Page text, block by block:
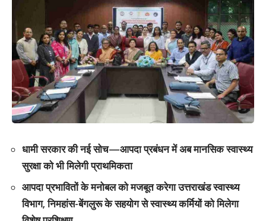
धामी सरकार की नई सोच—आपदा प्रबंधन में अब मानसिक स्वास्थ्य
सुरक्षा को भी मिलेगी प्राथमिकता
आपदा प्रभावितों के मनोबल को मजबूत करेगा उत्तराखंड स्वास्थ्य
विभाग, निमहांस-बेंगलुरू के सहयोग से स्वास्थ्य कर्मियों को मिलेगा